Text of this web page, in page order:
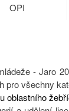
OPI
- Jaro
pro všechny
oblastního